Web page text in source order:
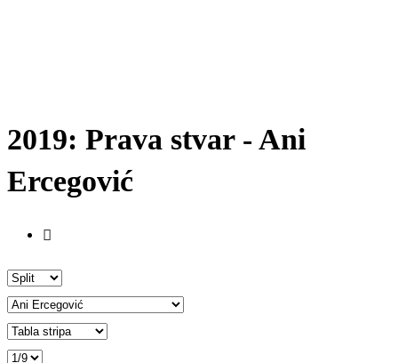
2019: Prava stvar - Ani
Ercegović